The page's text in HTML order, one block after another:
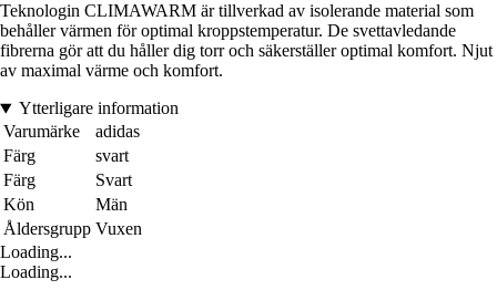
Teknologin CLIMAWARM är tillverkad av isolerande material som
behåller värmen för optimal kroppstemperatur. De svettavledande
fibrerna gör att du håller dig torr och säkerställer optimal komfort. Njut
av maximal värme och komfort.
Ytterligare information
Varumärke
adidas
Färg
svart
Färg
Svart
Kön
Män
Åldersgrupp Vuxen
Loading...
Loading...